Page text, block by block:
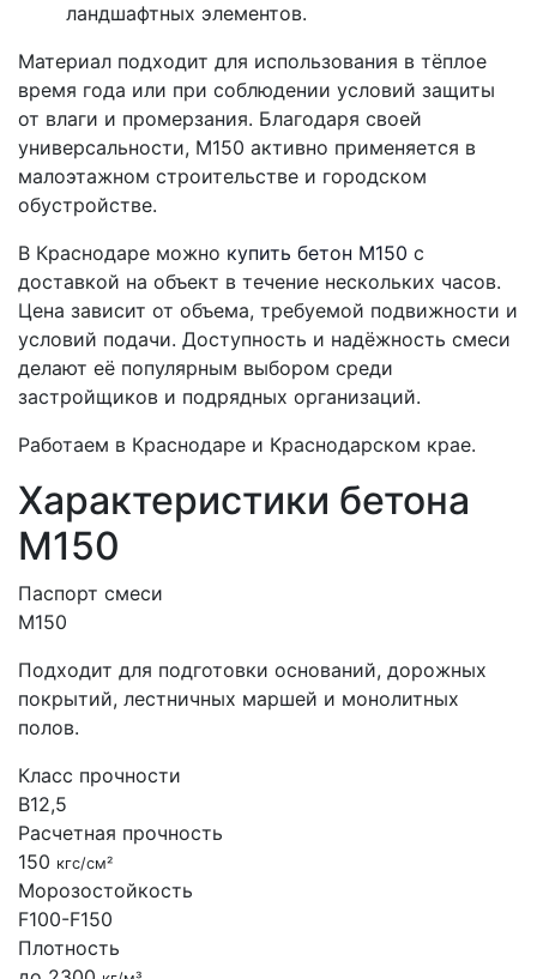
ландшафтных элементов.
Материал подходит для использования в тёплое
время года или при соблюдении условий защиты
от влаги и промерзания. Благодаря своей
универсальности, М150 активно применяется в
малоэтажном строительстве и городском
обустройстве.
В Краснодаре можно купить бетон М150 с
доставкой на объект в течение нескольких часов.
Цена зависит от объема, требуемой подвижности и
условий подачи. Доступность и надёжность смеси
делают её популярным выбором среди
застройщиков и подрядных организаций.
Работаем в Краснодаре и Краснодарском крае.
Характеристики бетона
М150
Паспорт смеси
М150
Подходит для подготовки оснований, дорожных
покрытий, лестничных маршей и монолитных
полов.
Класс прочности
B12,5
Расчетная прочность
150 кгс/см²
Морозостойкость
F100-F150
Плотность